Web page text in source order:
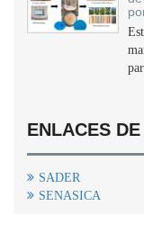
ENLACES
SADER
SENASICA